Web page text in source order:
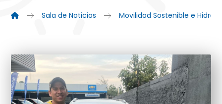
Sala de Noticias Movilidad Sostenible e